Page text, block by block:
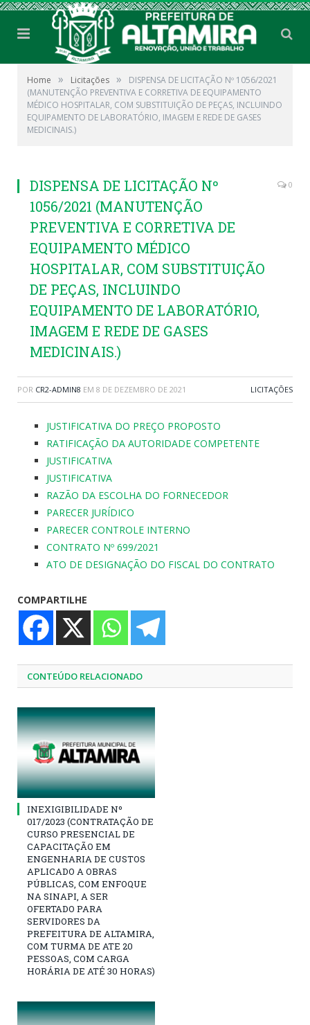
Home » Licitações »
DISPENSA DE LICITAÇÃO Nº 1056/2021
(MANUTENÇÃO PREVENTIVA E CORRETIVA DE EQUIPAMENTO
MÉDICO HOSPITALAR, COM SUBSTITUIÇÃO DE PEÇAS, INCLUINDO
EQUIPAMENTO DE LABORATÓRIO, IMAGEM E REDE DE GASES
MEDICINAIS.)
DISPENSA DE LICITAÇÃO Nº
1056/2021 (MANUTENÇÃO
PREVENTIVA E CORRETIVA DE
EQUIPAMENTO MÉDICO
HOSPITALAR, COM SUBSTITUIÇÃO
DE PEÇAS, INCLUINDO
EQUIPAMENTO DE LABORATÓRIO,
IMAGEM E REDE DE GASES
MEDICINAIS.)
0
POR CR2-ADMIN8 EM 8 DE DEZEMBRO DE 2021 LICITAÇÕES
JUSTIFICATIVA DO PREÇO PROPOSTO
RATIFICAÇÃO DA AUTORIDADE COMPETENTE
JUSTIFICATIVA
JUSTIFICATIVA
RAZÃO DA ESCOLHA DO FORNECEDOR
PARECER JURÍDICO
PARECER CONTROLE INTERNO
CONTRATO Nº 699/2021
ATO DE DESIGNAÇÃO DO FISCAL DO CONTRATO
COMPARTILHE
CONTEÚDO RELACIONADO
INEXIGIBILIDADE Nº
017/2023 (CONTRATAÇÃO DE
CURSO PRESENCIAL DE
CAPACITAÇÃO EM
ENGENHARIA DE CUSTOS
APLICADO A OBRAS
PÚBLICAS, COM ENFOQUE
NA SINAPI, A SER
OFERTADO PARA
SERVIDORES DA
PREFEITURA DE ALTAMIRA,
COM TURMA DE ATE 20
PESSOAS, COM CARGA
HORÁRIA DE ATÉ 30 HORAS)